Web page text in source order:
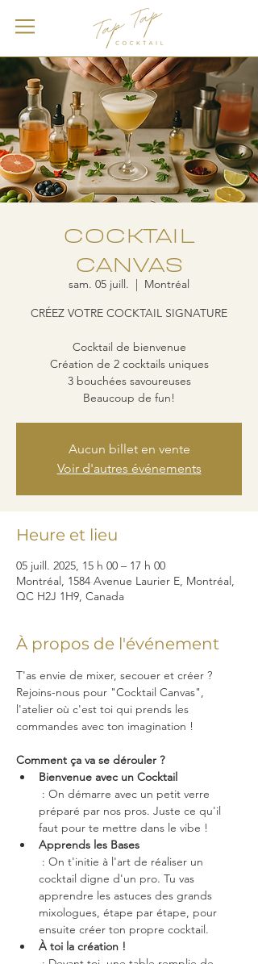
COCKTAIL
CANVAS
sam. 05 juill.
  |
Montréal
CRÉEZ VOTRE COCKTAIL SIGNATURE
Cocktail de bienvenue
Création de 2 cocktails uniques
3 bouchées savoureuses
Beaucoup de fun!
Aucun billet en vente
Voir d'autres événements
Heure et lieu
05 juill. 2025, 15 h 00 – 17 h 00
Montréal, 1584 Avenue Laurier E, Montréal,
QC H2J 1H9, Canada
À propos de l'événement
T'as envie de mixer, secouer et créer ?
Rejoins-nous pour "Cocktail Canvas",
l'atelier où c'est toi qui prends les
commandes avec ton imagination !
Comment ça va se dérouler ?
Bienvenue avec un Cocktail
préparé par nos pros. Juste ce qu'il
faut pour te mettre dans le vibe !
Apprends les Bases
cocktail digne d'un pro. Tu vas
apprendre les astuces des grands
mixologues, étape par étape, pour
ensuite créer ton propre cocktail.
À toi la création !